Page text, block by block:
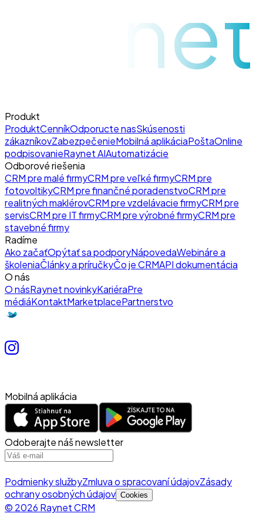
raynet
Produkt
ProduktCenníkOdporucte nasSkúsenosti
zákazníkovZabezpečenieMobilná aplikáciaPoštaOnline
podpisovanieRaynet AIAutomatizácie
Odborové riešenia
CRM pre malé firmyCRM pre veľké firmyCRM pre
fotovoltikyCRM pre finančné poradenstvoCRM pre
realitných maklérovCRM pre vzdelávacie firmyCRM pre
servisCRM pre IT firmyCRM pre výrobné firmyCRM pre
stavebné firmy
Radíme
Ako začaťOpýtať sa podporyNápovedaWebináre a
školeniaČlánky a príručkyČo je CRMAPI dokumentácia
O nás
O násRaynet novinkyKariéraPre
médiáKontaktMarketplacePartnerstvo
Mobilná aplikácia
Odoberajte náš newsletter
Podmienky službyZmluva o spracovaní údajovZásady
ochrany osobných údajov Cookies
© 2026 Raynet CRM